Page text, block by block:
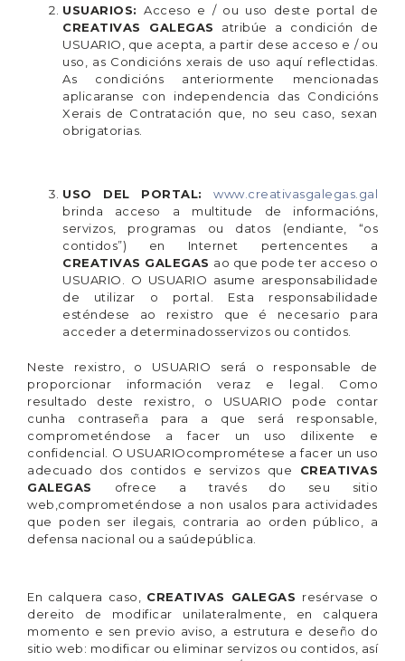
USUARIOS:Acceso e / ou uso deste portal de
CREATIVAS GALEGAS atribúe a condición de
USUARIO, que acepta, a partir dese acceso e / ou
uso, as Condicións xerais de uso aquí reflectidas.
As condicións anteriormente mencionadas
aplicaranse con independencia das Condicións
Xerais de Contratación que, no seu caso, sexan
obrigatorias.
USO DEL PORTAL: www.creativasgalegas.gal
brinda acceso a multitude de informacións,
servizos, programas ou datos (endiante, “os
contidos”) en Internet pertencentes a
CREATIVAS GALEGAS ao que pode ter acceso o
USUARIO. O USUARIO asume aresponsabilidade
de utilizar o portal. Esta responsabilidade
esténdese ao rexistro que é necesario para
acceder a determinadosservizos ou contidos.
Neste rexistro, o USUARIO será o responsable de
proporcionar información veraz e legal. Como
resultado deste rexistro, o USUARIO pode contar
cunha contraseña para a que será responsable,
comprometéndose a facer un uso dilixente e
confidencial. O USUARIOcomprométese a facer un uso
adecuado dos contidos e servizos que CREATIVAS
GALEGAS ofrece a través do seu sitio
web,comprometéndose a non usalos para actividades
que poden ser ilegais, contraria ao orden público, a
defensa nacional ou a saúdepública.
En calquera caso, CREATIVAS GALEGAS resérvase o
dereito de modificar unilateralmente, en calquera
momento e sen previo aviso, a estrutura e deseño do
sitio web: modificar ou eliminar servizos ou contidos, así